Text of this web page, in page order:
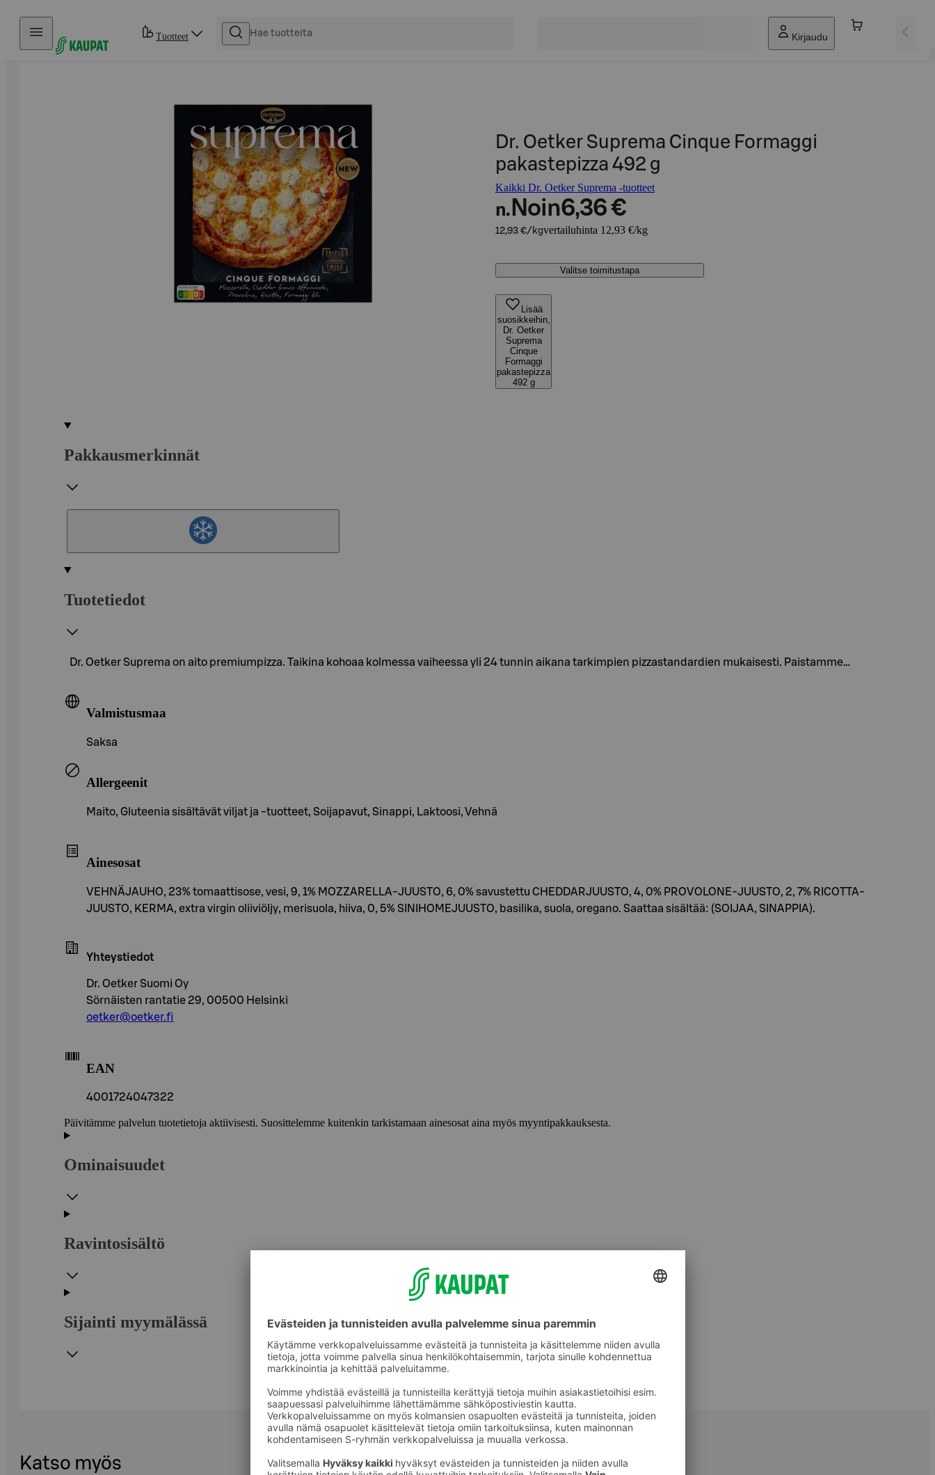
Hyppää sisältöön
Tuotteet Kirjaudu
Dr. Oetker Suprema Cinque Formaggi
pakastepizza 492 g
Kaikki Dr. Oetker Suprema -tuotteet
n. Noin6,36 €
12,93 €/kgvertailuhinta 12,93 €/kg
Valitse toimitustapa
Lisää
suosikkeihin,
Dr. Oetker
Suprema
Cinque
Formaggi
pakastepizza
492 g
Pakkausmerkinnät
Tuotetiedot
Dr. Oetker Suprema on aito premiumpizza. Taikina kohoaa kolmessa vaiheessa yli 24 tunnin aikana tarkimpien pizzastandardien mukaisesti. Paistamme…
Valmistusmaa
Saksa
Allergeenit
Maito, Gluteenia sisältävät viljat ja -tuotteet, Soijapavut, Sinappi, Laktoosi, Vehnä
Ainesosat
VEHNÄJAUHO, 23% tomaattisose, vesi, 9, 1% MOZZARELLA-JUUSTO, 6, 0% savustettu CHEDDARJUUSTO, 4, 0% PROVOLONE-JUUSTO, 2, 7% RICOTTA-
JUUSTO, KERMA, extra virgin oliiviöljy, merisuola, hiiva, 0, 5% SINIHOMEJUUSTO, basilika, suola, oregano. Saattaa sisältää: (SOIJAA, SINAPPIA).
Yhteystiedot
Dr. Oetker Suomi Oy
Sörnäisten rantatie 29, 00500 Helsinki
oetker@oetker.fi
EAN
4001724047322
Päivitämme palvelun tuotetietoja aktiivisesti. Suosittelemme kuitenkin tarkistamaan ainesosat aina myös myyntipakkauksesta.
Ominaisuudet
Ravintosisältö
Sijainti myymälässä
Katso myös